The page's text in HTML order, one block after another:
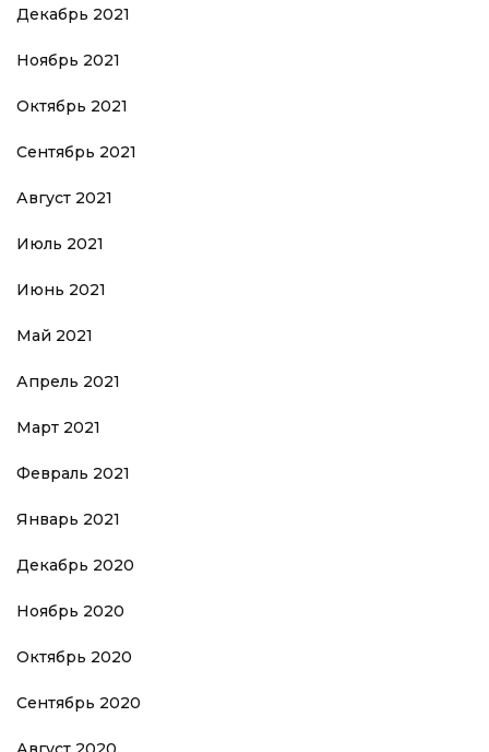
Декабрь 2021
Ноябрь 2021
Октябрь 2021
Сентябрь 2021
Август 2021
Июль 2021
Июнь 2021
Май 2021
Апрель 2021
Март 2021
Февраль 2021
Январь 2021
Декабрь 2020
Ноябрь 2020
Октябрь 2020
Сентябрь 2020